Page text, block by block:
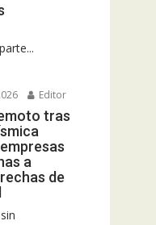
Editor
tras
a
de